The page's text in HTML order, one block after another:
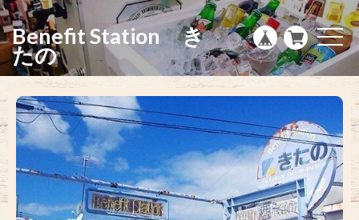
Benefit Station き
たの
t
o
g
g
e
v
i
g
a
t
i
o
n
g
l
e
n
a
v
i
a
o
n